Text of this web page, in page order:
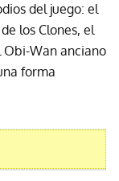
del juego: el
los Clones, el
Obi-Wan anciano
forma